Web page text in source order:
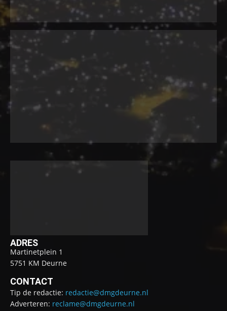
ADRES
Martinetplein 1
5751 KM Deurne
CONTACT
Tip de redactie: redactie@dmgdeurne.nl
Adverteren: reclame@dmgdeurne.nl